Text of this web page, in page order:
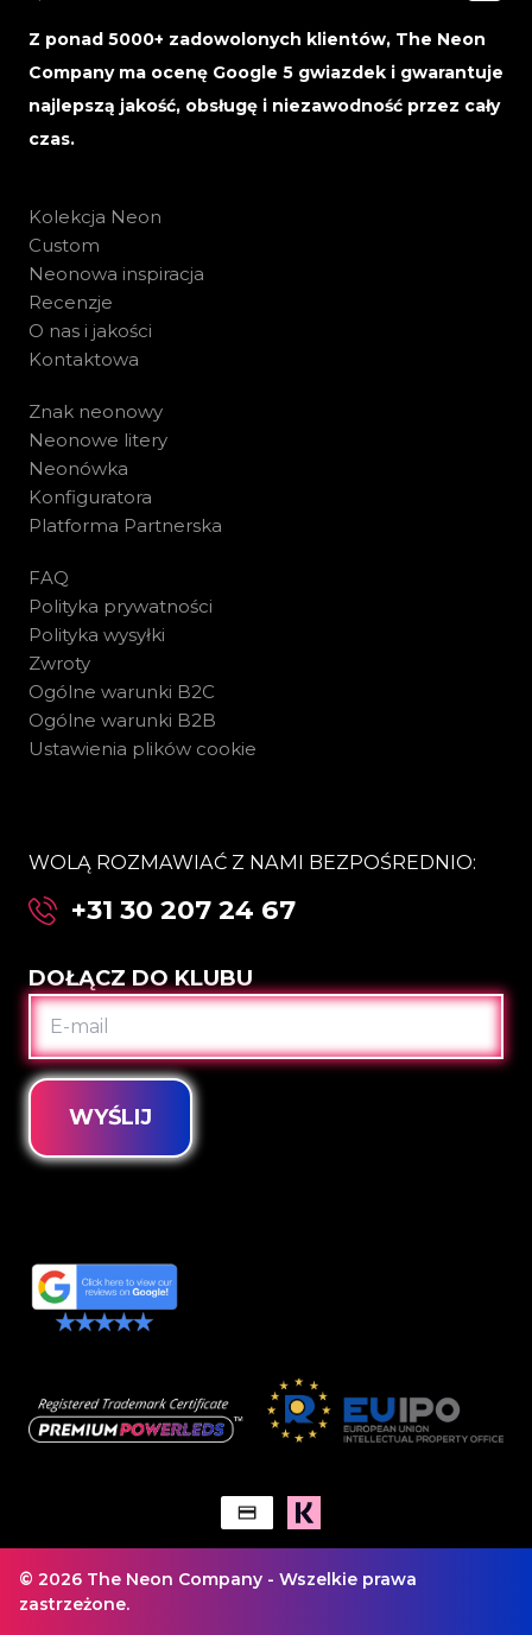
Z ponad 5000+ zadowolonych klientów, The Neon
Company ma ocenę Google 5 gwiazdek i gwarantuje
najlepszą jakość, obsługę i niezawodność przez cały
czas.
Kolekcja Neon
Custom
Neonowa inspiracja
Recenzje
O nas i jakości
Kontaktowa
Znak neonowy
Neonowe litery
Neonówka
Konfiguratora
Platforma Partnerska
FAQ
Polityka prywatności
Polityka wysyłki
Zwroty
Ogólne warunki B2C
Ogólne warunki B2B
Ustawienia plików cookie
WOLĄ ROZMAWIAĆ Z NAMI BEZPOŚREDNIO:
+31 30 207 24 67
DOŁĄCZ DO KLUBU
E-
MAIL
WYŚLIJ
© 2026 The Neon Company - Wszelkie prawa
zastrzeżone.